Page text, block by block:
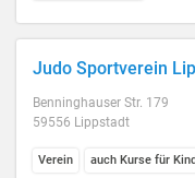
Judo Sportverein
Benninghauser Str. 179
59556 Lippstadt
Verein auch Kurse für